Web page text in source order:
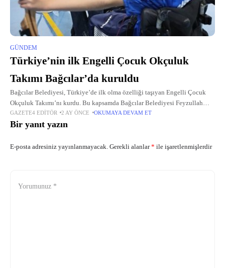
GÜNDEM
Türkiye’nin ilk Engelli Çocuk Okçuluk
Takımı Bağcılar’da kuruldu
Bağcılar Belediyesi, Türkiye’de ilk olma özelliği taşıyan Engelli Çocuk
Okçuluk Takımı’nı kurdu. Bu kapsamda Bağcılar Belediyesi Feyzullah
Kıyıklık Engelliler Sarayı’nda 9-14 yaş arası 8 engelli çocuk okçuluk
üzerine eğitim alıyor.
GAZETE4 EDITÖR 2 AY ÖNCE OKUMAYA DEVAM ET
Bir yanıt yazın
E-posta adresiniz yayınlanmayacak. Gerekli alanlar* ile işaretlenmişlerdir